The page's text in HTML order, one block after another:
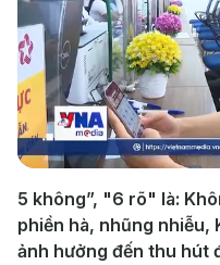
5 không”, "6 rõ" là:
phiền hà, nhũng nhiễu,
ảnh hưởng đến thu hút